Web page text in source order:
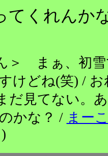
てくれんか
＞ まぁ、初雪
けどね(笑) / お
だ見てない。
かな？ / まー